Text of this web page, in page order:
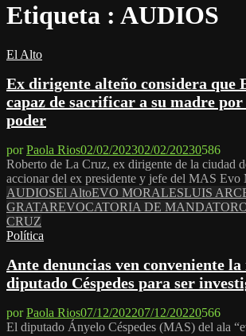
Etiqueta : AUDIOS
El Alto
Ex dirigente alteño considera que
capaz de sacrificar a su madre
poder
porPaola Rios02/02/202302/02/20230586
Roberto de La Cruz, ex dirigente de la ciudad
accionar del ex presidente y jefe del MAS Evo
AUDIOSEl AltoEVO MORALESLUIS
GRATAREVOCATORIA DE MANDATO
CRUZ
Política
Ante denuncias ven conveniente
diputado Céspedes para ser
porPaola Rios07/12/202207/12/20220566
El diputado Ányelo Céspedes (MAS) del ala